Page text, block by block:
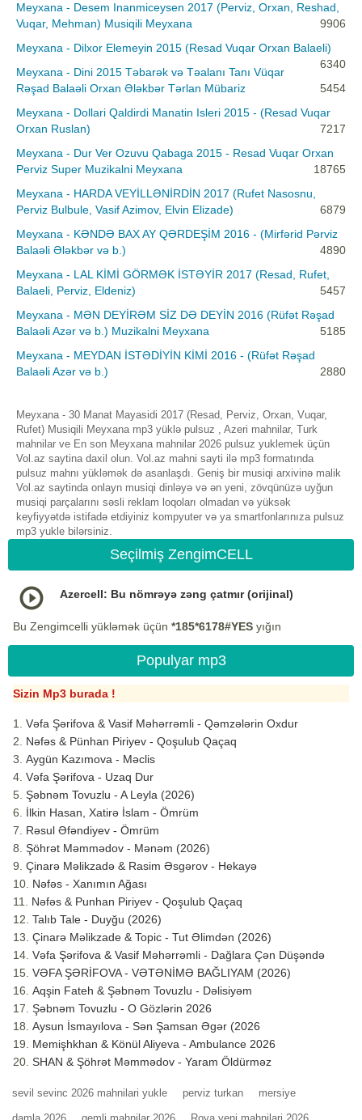
Meyxana - Desem Inanmiceysen 2017 (Perviz, Orxan, Reshad,
Vuqar, Mehman) Musiqili Meyxana
9906
Meyxana - Dilxor Elemeyin 2015 (Resad Vuqar Orxan Balaeli)
6340
Meyxana - Dini 2015 Təbarək və Təalanı Tanı Vüqar
Rəşad Balaəli Orxan Ələkbər Tərlan Mübariz
5454
Meyxana - Dollari Qaldirdi Manatin Isleri 2015 - (Resad Vuqar
Orxan Ruslan)
7217
Meyxana - Dur Ver Ozuvu Qabaga 2015 - Resad Vuqar Orxan
Perviz Super Muzikalni Meyxana
18765
Meyxana - HARDA VEYİLLƏNİRDİN 2017 (Rufet Nasosnu,
Perviz Bulbule, Vasif Azimov, Elvin Elizade)
6879
Meyxana - KƏNDƏ BAX AY QƏRDEŞİM 2016 - (Mirfərid Pərviz
Balaəli Ələkbər və b.)
4890
Meyxana - LAL KİMİ GÖRMƏK İSTƏYİR 2017 (Resad, Rufet,
Balaeli, Perviz, Eldeniz)
5457
Meyxana - MƏN DEYİRƏM SİZ DƏ DEYİN 2016 (Rüfət Rəşad
Balaəli Azər və b.) Muzikalni Meyxana
5185
Meyxana - MEYDAN İSTƏDİYİN KİMİ 2016 - (Rüfət Rəşad
Balaəli Azər və b.)
2880
Meyxana - 30 Manat Mayasidi 2017 (Resad, Perviz, Orxan, Vuqar,
Rufet) Musiqili Meyxana mp3 yüklə pulsuz , Azeri mahnilar, Turk
mahnilar ve En son Meyxana mahnilar 2026 pulsuz yuklemek üçün
Vol.az saytina daxil olun. Vol.az mahni sayti ilə mp3 formatında
pulsuz mahnı yükləmək də asanlaşdı. Geniş bir musiqi arxivinə malik
Vol.az saytinda onlayn musiqi dinləyə və ən yeni, zövqünüzə uyğun
musiqi parçalarını səsli reklam loqoları olmadan və yüksək
keyfiyyətdə istifadə etdiyiniz kompyuter və ya smartfonlarınıza pulsuz
mp3 yukle bilərsiniz.
Seçilmiş ZengimCELL
Azercell: Bu nömrəyə zəng çatmır (orijinal)
Bu Zengimcelli yükləmək üçün *185*6178#YES yığın
Populyar mp3
Sizin Mp3 burada !
Vəfa Şərifova & Vasif Məhərrəmli - Qəmzələrin Oxdur
Nəfəs & Pünhan Piriyev - Qoşulub Qaçaq
Aygün Kazımova - Məclis
Vəfa Şərifova - Uzaq Dur
Şəbnəm Tovuzlu - A Leyla (2026)
İlkin Hasan, Xatirə İslam - Ömrüm
Rəsul Əfəndiyev - Ömrüm
Şöhrət Məmmədov - Mənəm (2026)
Çinarə Məlikzadə & Rasim Əsgərov - Hekayə
Nəfəs - Xanımın Ağası
Nəfəs & Punhan Piriyev - Qoşulub Qaçaq
Talıb Tale - Duyğu (2026)
Çinarə Məlikzade & Topic - Tut Əlimdən (2026)
Vəfa Şərifova & Vasif Məhərrəmli - Dağlara Çən Düşəndə
VƏFA ŞƏRİFOVA - VƏTƏNİMƏ BAĞLIYAM (2026)
Aqşin Fateh & Şəbnəm Tovuzlu - Dəlisiyəm
Şəbnəm Tovuzlu - O Gözlərin 2026
Aysun İsmayılova - Sən Şamsan Əgər (2026
Memişhkhan & Könül Aliyeva - Ambulance 2026
SHAN & Şöhrət Məmmədov - Yaram Öldürməz
sevil sevinc 2026 mahnilari yukle perviz turkan mersiye